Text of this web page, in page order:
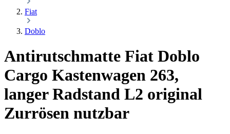
Fiat
Doblo
Antirutschmatte Fiat Doblo
Cargo Kastenwagen 263,
langer Radstand L2 original
Zurrösen nutzbar